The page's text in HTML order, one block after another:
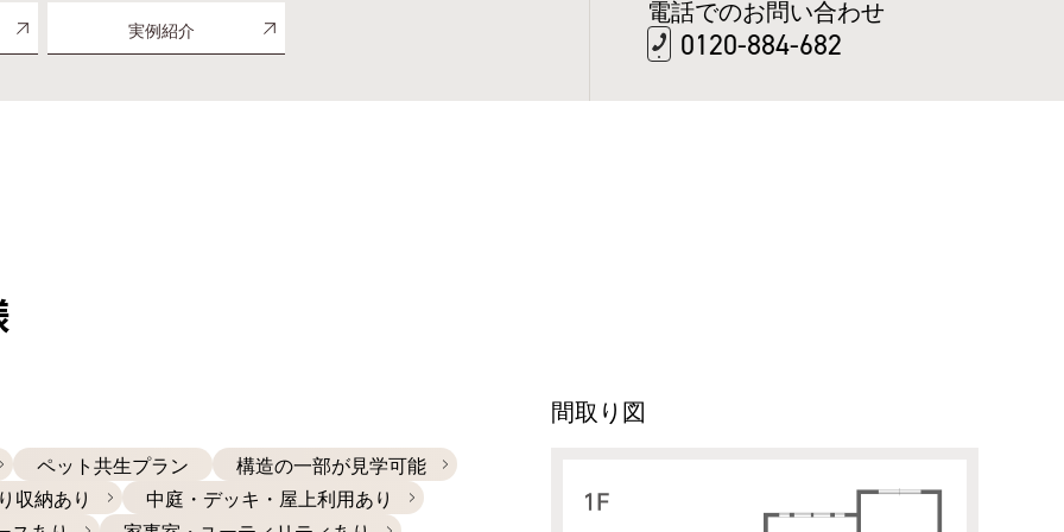
実例紹介
電話でのお問い合わせ
0120-884-682
ペット共生プラン
構造の一部が見学可能
収納あり
中庭・デッキ・屋上利用あり
間取り図